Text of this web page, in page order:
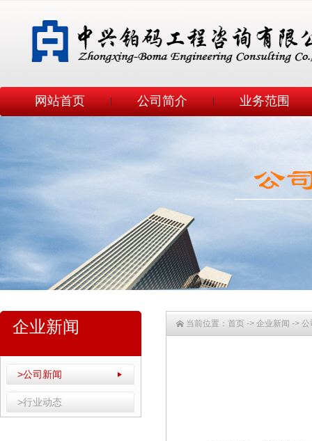
网站首页 公司简介 业务范围
企业新闻
>公司新闻
>行业动态
当前位置： 首页 -> 企业新闻 -> 公